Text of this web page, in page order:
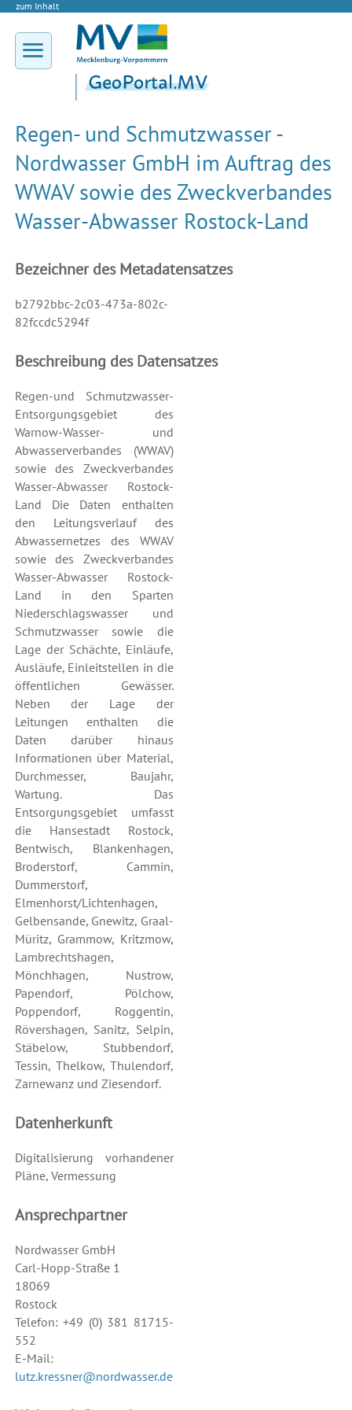
zum Inhalt
Regen- und Schmutzwasser -
Nordwasser GmbH im Auftrag des
WWAV sowie des Zweckverbandes
Wasser-Abwasser Rostock-Land
Bezeichner des Metadatensatzes
b2792bbc-2c03-473a-802c-
82fccdc5294f
Beschreibung des Datensatzes
Regen-und Schmutzwasser-
Entsorgungsgebiet des
Warnow-Wasser- und
Abwasserverbandes (WWAV)
sowie des Zweckverbandes
Wasser-Abwasser Rostock-
Land Die Daten enthalten
den Leitungsverlauf des
Abwassernetzes des WWAV
sowie des Zweckverbandes
Wasser-Abwasser Rostock-
Land in den Sparten
Niederschlagswasser und
Schmutzwasser sowie die
Lage der Schächte, Einläufe,
Ausläufe, Einleitstellen in die
öffentlichen Gewässer.
Neben der Lage der
Leitungen enthalten die
Daten darüber hinaus
Informationen über Material,
Durchmesser, Baujahr,
Wartung. Das
Entsorgungsgebiet umfasst
die Hansestadt Rostock,
Bentwisch, Blankenhagen,
Broderstorf, Cammin,
Dummerstorf,
Elmenhorst/Lichtenhagen,
Gelbensande, Gnewitz, Graal-
Müritz, Grammow, Kritzmow,
Lambrechtshagen,
Mönchhagen, Nustrow,
Papendorf, Pölchow,
Poppendorf, Roggentin,
Rövershagen, Sanitz, Selpin,
Stäbelow, Stubbendorf,
Tessin, Thelkow, Thulendorf,
Zarnewanz und Ziesendorf.
Datenherkunft
Digitalisierung vorhandener
Pläne, Vermessung
Ansprechpartner
Nordwasser GmbH
Carl-Hopp-Straße 1
18069
Rostock
Telefon: +49 (0) 381 81715-
552
E-Mail:
lutz.kressner@nordwasser.de